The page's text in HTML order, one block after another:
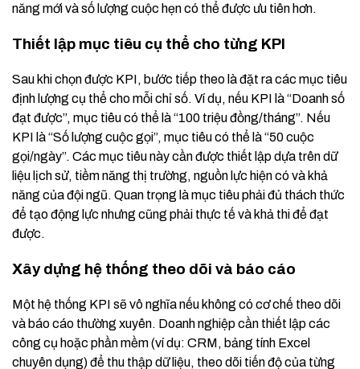
năng mới và số lượng cuộc hẹn có thể được ưu tiên hơn.
Thiết lập mục tiêu cụ thể cho từng KPI
Sau khi chọn được KPI, bước tiếp theo là đặt ra các mục tiêu
định lượng cụ thể cho mỗi chỉ số. Ví dụ, nếu KPI là “Doanh số
đạt được”, mục tiêu có thể là “100 triệu đồng/tháng”. Nếu
KPI là “Số lượng cuộc gọi”, mục tiêu có thể là “50 cuộc
gọi/ngày”. Các mục tiêu này cần được thiết lập dựa trên dữ
liệu lịch sử, tiềm năng thị trường, nguồn lực hiện có và khả
năng của đội ngũ. Quan trọng là mục tiêu phải đủ thách thức
để tạo động lực nhưng cũng phải thực tế và khả thi để đạt
được.
Xây dựng hệ thống theo dõi và báo cáo
Một hệ thống KPI sẽ vô nghĩa nếu không có cơ chế theo dõi
và báo cáo thường xuyên. Doanh nghiệp cần thiết lập các
công cụ hoặc phần mềm (ví dụ: CRM, bảng tính Excel
chuyên dụng) để thu thập dữ liệu, theo dõi tiến độ của từng